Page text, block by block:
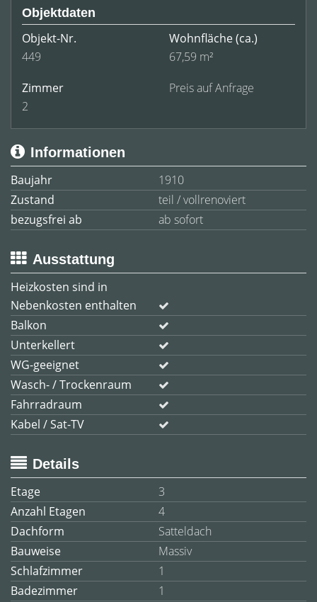
Objektdaten
Objekt-Nr.
449
Wohnfläche(ca.)
67,59 m²
Zimmer
2
Preis auf Anfrage
Informationen
Baujahr
1910
Zustand
teil / vollrenoviert
bezugsfrei ab
ab sofort
Ausstattung
Heizkosten sind in
Nebenkosten enthalten
Balkon
Unterkellert
WG-geeignet
Wasch- / Trockenraum
Fahrradraum
Kabel / Sat-TV
Details
Etage
3
Anzahl Etagen
4
Dachform
Satteldach
Bauweise
Massiv
Schlafzimmer
1
Badezimmer
1